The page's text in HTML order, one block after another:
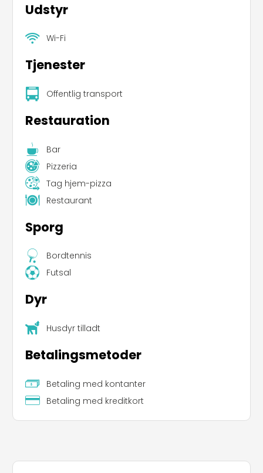
Udstyr
Wi-Fi
Tjenester
Offentlig transport
Restauration
Bar
Pizzeria
Tag hjem-pizza
Restaurant
Sporg
Bordtennis
Futsal
Dyr
Husdyr tilladt
Betalingsmetoder
Betaling med kontanter
Betaling med kreditkort